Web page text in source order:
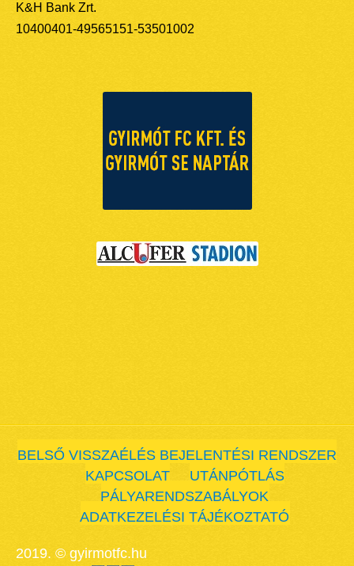
K&H Bank Zrt.
10400401-49565151-53501002
BELSŐ VISSZAÉLÉS BEJELENTÉSI RENDSZER
KAPCSOLAT
UTÁNPÓTLÁS
PÁLYARENDSZABÁLYOK
ADATKEZELÉSI TÁJÉKOZTATÓ
2019. © gyirmotfc.hu